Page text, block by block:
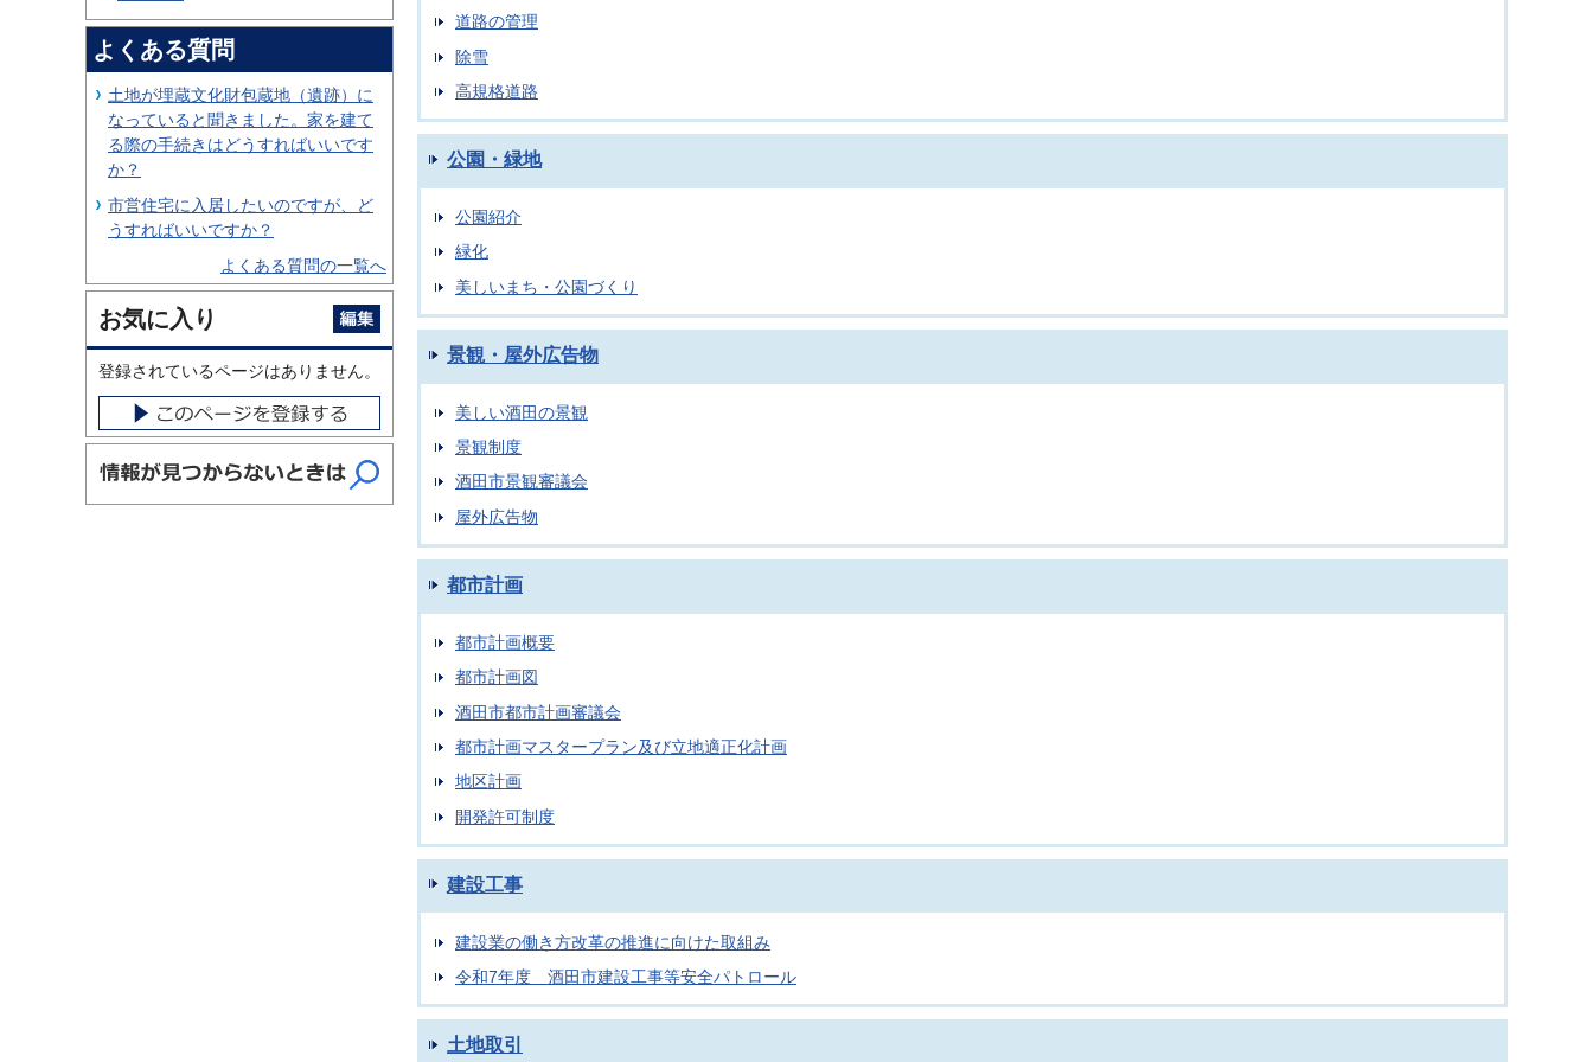
道路の管理
除雪
高規格道路
公園・緑地
公園紹介
緑化
美しいまち・公園づくり
景観・屋外広告物
美しい酒田の景観
景観制度
酒田市景観審議会
屋外広告物
都市計画
都市計画概要
都市計画図
酒田市都市計画審議会
都市計画マスタープラン及び立地適正化計画
地区計画
開発許可制度
建設工事
建設業の働き方改革の推進に向けた取組み
令和7年度 酒田市建設工事等安全パトロール
土地取引
よくある質問
土地が埋蔵文化財包蔵地（遺跡）に
なっていると聞きました。家を建て
る際の手続きはどうすればいいです
か？
市営住宅に入居したいのですが、ど
うすればいいですか？
よくある質問の一覧へ
お気に入り
登録されているページはありません。